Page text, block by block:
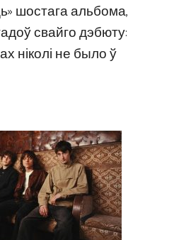
шостага альбома,
свайго дэбюту:
ніколі не было ў